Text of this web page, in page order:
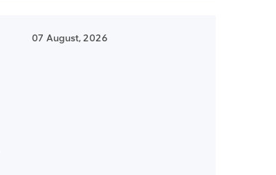
07 August, 2026